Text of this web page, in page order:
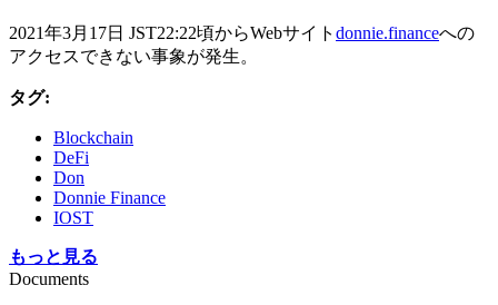
2021年3月17日 JST22:22頃からWebサイト donnie.financeへの
アクセスできない事象が発生。
タグ:
Blockchain
DeFi
Don
Donnie Finance
IOST
もっと見る
Documents